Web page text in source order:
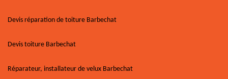
Devis réparation de toiture Barbechat
Devis toiture Barbechat
Réparateur, installateur de velux Barbechat